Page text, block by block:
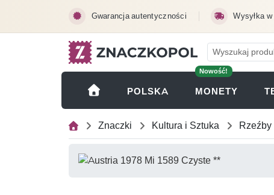
Gwarancja autentyczności Wysyłka w
POLSKA
Nowość!
MONETY
Znaczki Kultura i Sztuka Rzeźby